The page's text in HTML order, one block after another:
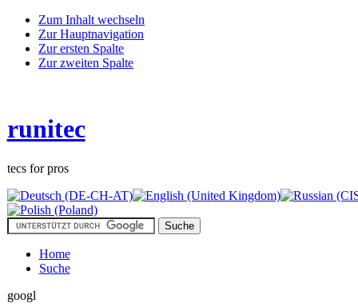
Zum Inhalt wechseln
Zur Hauptnavigation
Zur ersten Spalte
Zur zweiten Spalte
runitec
tecs for pros
Home
Suche
googl